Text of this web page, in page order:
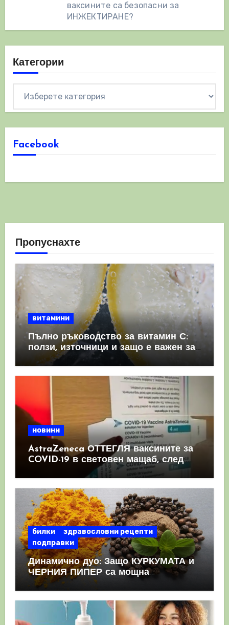
ваксините са безопасни за
ИНЖЕКТИРАНЕ?
Категории
Facebook
Пропуснахте
витамини
Пълно ръководство за витамин С:
ползи, източници и защо е важен за
имунната система
новини
AstraZeneca ОТТЕГЛЯ ваксините за
COVID-19 в световен мащаб, след
като призна, че те причиняват
билки
здравословни рецепти
подправки
Динамично дуо: Защо КУРКУМАТА и
ЧЕРНИЯ ПИПЕР са мощна
комбинация